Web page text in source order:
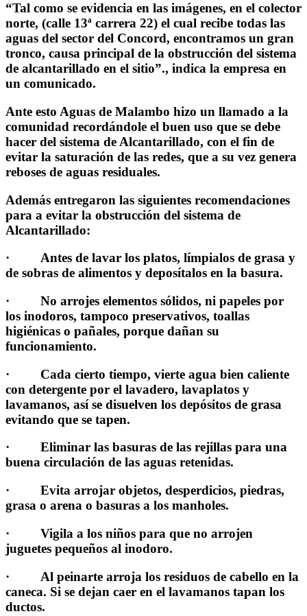
“Tal como se evidencia en las imágenes, en el colector
norte, (calle 13ª carrera 22) el cual recibe todas las
aguas del sector del Concord, encontramos un gran
tronco, causa principal de la obstrucción del sistema
de alcantarillado en el sitio”., indica la empresa en
un comunicado.
Ante esto Aguas de Malambo hizo un llamado a la
comunidad recordándole el buen uso que se debe
hacer del sistema de Alcantarillado, con el fin de
evitar la saturación de las redes, que a su vez genera
reboses de aguas residuales.
Además entregaron las siguientes recomendaciones
para a evitar la obstrucción del sistema de
Alcantarillado:
· Antes de lavar los platos, límpialos de grasa y
de sobras de alimentos y deposítalos en la basura.
· No arrojes elementos sólidos, ni papeles por
los inodoros, tampoco preservativos, toallas
higiénicas o pañales, porque dañan su
funcionamiento.
· Cada cierto tiempo, vierte agua bien caliente
con detergente por el lavadero, lavaplatos y
lavamanos, así se disuelven los depósitos de grasa
evitando que se tapen.
· Eliminar las basuras de las rejillas para una
buena circulación de las aguas retenidas.
· Evita arrojar objetos, desperdicios, piedras,
grasa o arena o basuras a los manholes.
· Vigila a los niños para que no arrojen
juguetes pequeños al inodoro.
· Al peinarte arroja los residuos de cabello en la
caneca. Si se dejan caer en el lavamanos tapan los
ductos.